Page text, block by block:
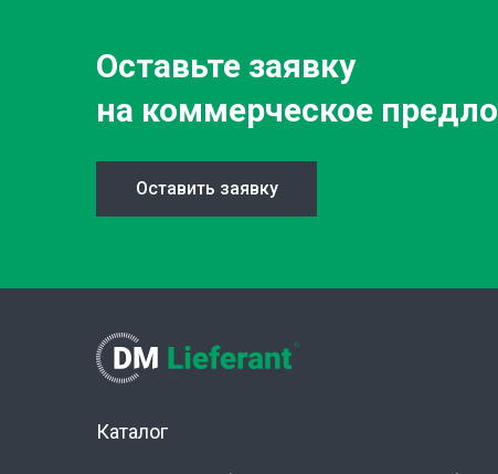
Оставьте заявку
на коммерческое
Оставить заявку
Каталог